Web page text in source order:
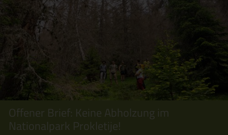
Offener Brief: Keine Abholzung im
Nationalpark Prokletije!